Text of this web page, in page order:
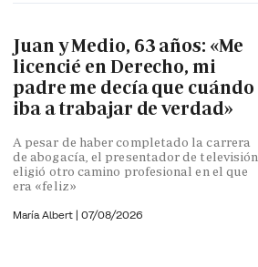
Juan y Medio, 63 años: «Me
licencié en Derecho, mi
padre me decía que cuándo
iba a trabajar de verdad»
A pesar de haber completado la carrera
de abogacía, el presentador de televisión
eligió otro camino profesional en el que
era «feliz»
María Albert | 07/08/2026